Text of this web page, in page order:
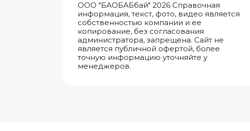
ООО "БАОБАБбай" 2026 Справочная
информация, текст, фото, видео является
собственностью компании и ее
копирование, без согласования
администратора, запрещена. Сайт не
является публичной офертой, более
точную информацию уточняйте у
менеджеров.